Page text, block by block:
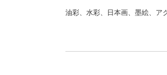
油彩、水彩、日本画、墨絵、ア